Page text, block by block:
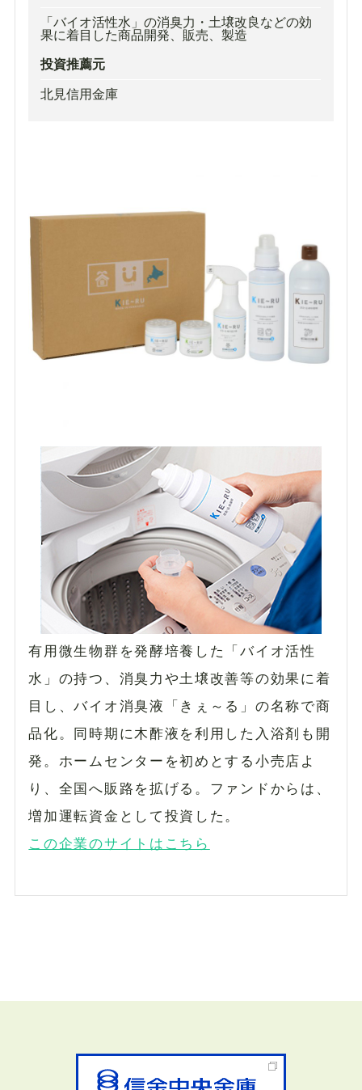
「バイオ活性水」の消臭力・土壌改良などの効
果に着目した商品開発、販売、製造
投資推薦元
北見信用金庫
有用微生物群を発酵培養した「バイオ活性
水」の持つ、消臭力や土壌改善等の効果に着
目し、バイオ消臭液「きぇ～る」の名称で商
品化。同時期に木酢液を利用した入浴剤も開
発。ホームセンターを初めとする小売店よ
り、全国へ販路を拡げる。ファンドからは、
増加運転資金として投資した。
この企業のサイトはこちら